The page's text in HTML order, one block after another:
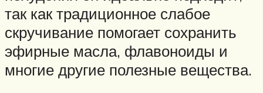
так как традиционное слабое
скручивание помогает сохранить
эфирные масла, флавоноиды и
многие другие полезные вещества.